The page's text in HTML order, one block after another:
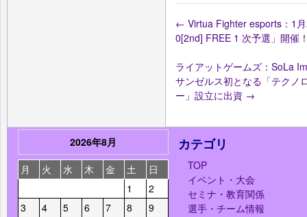
← Virtua Fighter esports：1
0[2nd] FREE 1 次予選」開催
ライアットゲームズ：SoLa
サンゼルス初となる「テクノ
ー」設立に出資 →
2026年8月
月
火 水 木 金 土
日
1
2
3
4 5 6 7 8
9
カテゴリ
TOP
イベント・大会
セミナ・教育関係
選手・チーム情報